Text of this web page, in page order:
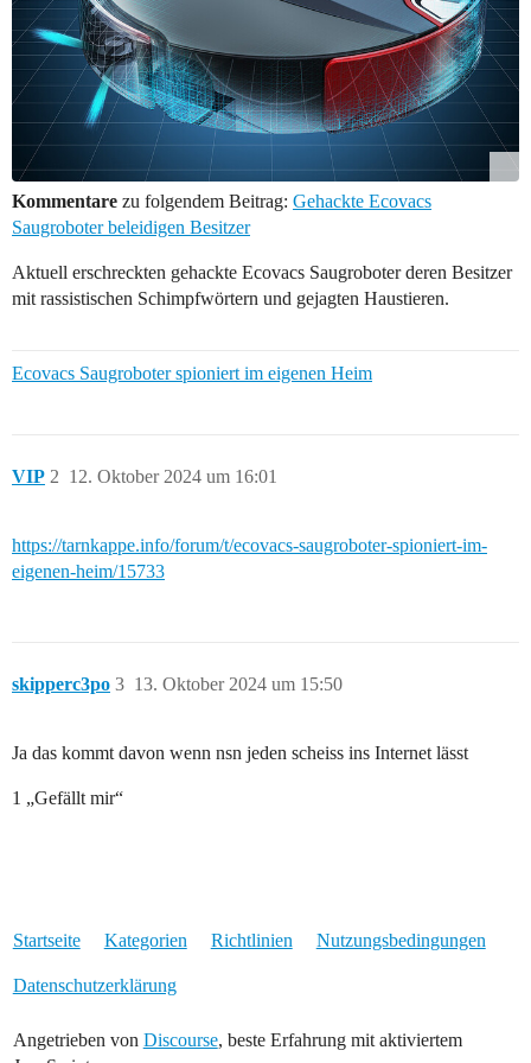
Kommentare zu folgendem Beitrag: Gehackte Ecovacs
Saugroboter beleidigen Besitzer
Aktuell erschreckten gehackte Ecovacs Saugroboter deren Besitzer
mit rassistischen Schimpfwörtern und gejagten Haustieren.
Ecovacs Saugroboter spioniert im eigenen Heim
VIP 12. Oktober 2024 um 16:01
2
https://tarnkappe.info/forum/t/ecovacs-saugroboter-spioniert-im-
eigenen-heim/15733
skipperc3po 13. Oktober 2024 um 15:50
3
Ja das kommt davon wenn nsn jeden scheiss ins Internet lässt
1 „Gefällt mir“
Startseite Kategorien Richtlinien Nutzungsbedingungen
Datenschutzerklärung
Angetrieben von Discourse, beste Erfahrung mit aktiviertem